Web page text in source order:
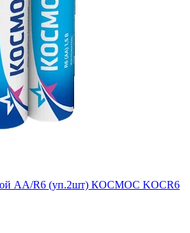
AA/R6 (уп.2шт) КОСМОС KOCR6